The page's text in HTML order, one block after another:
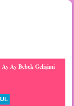
Ay Ay Bebek Gelişimi